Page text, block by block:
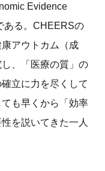
Evidence
ある。CHEERSの
アウトカム（成
、「医療の質」の
立に力を尽くして
も早くから「効率
を説いてきた一人